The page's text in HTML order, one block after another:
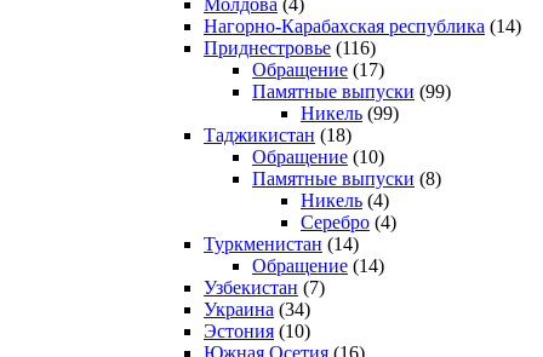
Нагорно-Карабахская республика (14)
Приднестровье (116)
Обращение (17)
Памятные выпуски (99)
Никель (99)
Таджикистан (18)
Обращение (10)
Памятные выпуски (8)
Никель (4)
Серебро (4)
Туркменистан (14)
Обращение (14)
Узбекистан (7)
Украина (34)
Эстония (10)
Южная Осетия (16)